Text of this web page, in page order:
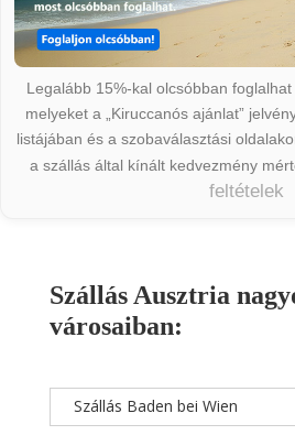
Legalább 15%-kal olcsóbban
melyeket a „Kiruccanós ajánlat”
listájában és a szobaválasztási
a szállás által kínált kedvezmény
feltételek
Szállás Ausztria
városaiban:
Szállás Baden bei Wien